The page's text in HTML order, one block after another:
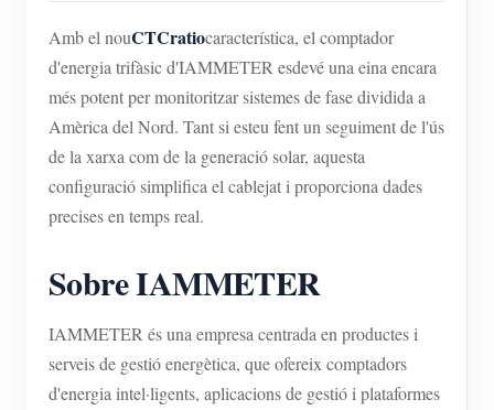
Amb el nouCTCratiocaracterística, el comptador
d'energia trifàsic d'IAMMETER esdevé una eina encara
més potent per monitoritzar sistemes de fase dividida a
Amèrica del Nord. Tant si esteu fent un seguiment de l'ús
de la xarxa com de la generació solar, aquesta
configuració simplifica el cablejat i proporciona dades
precises en temps real.
Sobre IAMMETER
IAMMETER és una empresa centrada en productes i
serveis de gestió energètica, que ofereix comptadors
d'energia intel·ligents, aplicacions de gestió i plataformes